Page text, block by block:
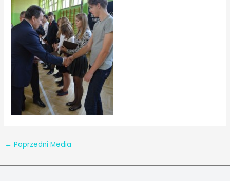
← Poprzedni Media